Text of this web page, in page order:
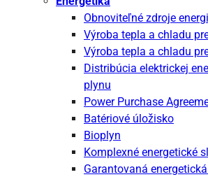
Obnoviteľné zdroje
Výroba tepla a chladu
Výroba tepla a chladu
Distribúcia elektrickej
plynu
Power Purchase
Batériové úložisko
Bioplyn
Komplexné energetické
Garantovaná